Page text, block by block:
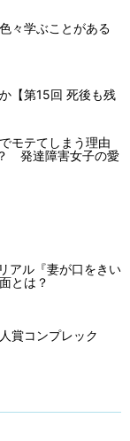
々学ぶことがある
【第15回 死後も残
モテてしまう理由
発達障害女子の愛
アル『妻が口をきい
とは？
賞コンプレック